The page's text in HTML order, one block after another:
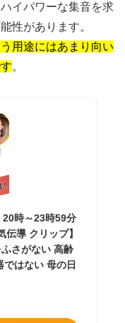
イパワーな集音を求
性があります。
用途にはあまり向い
。
20時～23時59分
導 クリップ】
さがない 高齢
はない 母の日